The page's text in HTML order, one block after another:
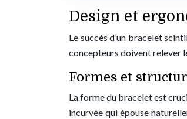
Design et
Le succès d’un bracelet
concepteurs doivent relever
Formes et
La forme du bracelet est
incurvée qui épouse